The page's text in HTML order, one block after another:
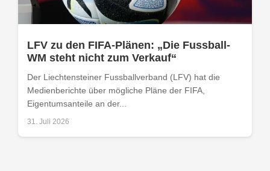
LFV zu den FIFA-Plänen: „Die Fussball-
WM steht nicht zum Verkauf“
Der Liechtensteiner Fussballverband (LFV) hat die
Medienberichte über mögliche Pläne der FIFA,
Eigentumsanteile an der...
31. Juli 2026